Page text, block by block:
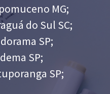
MG;
do Sul SC;
SP;
SP;
SP;